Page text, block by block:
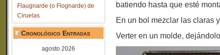
Flaugnarde (o Flognarde) de
Ciruelas
Cronológico Entradas
agosto 2026
batiendo hasta que esté
En un bol mezclar las claras
Verter en un molde,